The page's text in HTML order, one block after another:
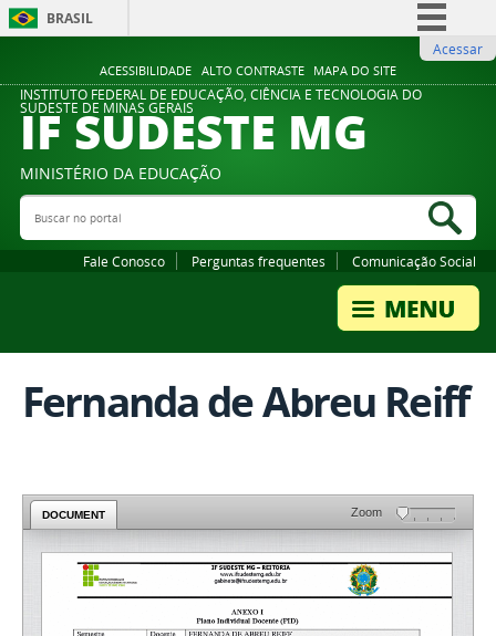
ACESSIBILIDADE ALTO CONTRASTE MAPA DO SITE
BRASIL
Comunica BR
Participe
Legislação
Acessar
INSTITUTO FEDERAL DE EDUCAÇÃO, CIÊNCIA E TECNOLOGIA DO
SUDESTE DE MINAS GERAIS
IF SUDESTE MG
MINISTÉRIO DA EDUCAÇÃO
Buscar no portal
Fale Conosco Perguntas frequentes Comunicação Social
Fernanda de Abreu Reiff
DOCUMENT Zoom